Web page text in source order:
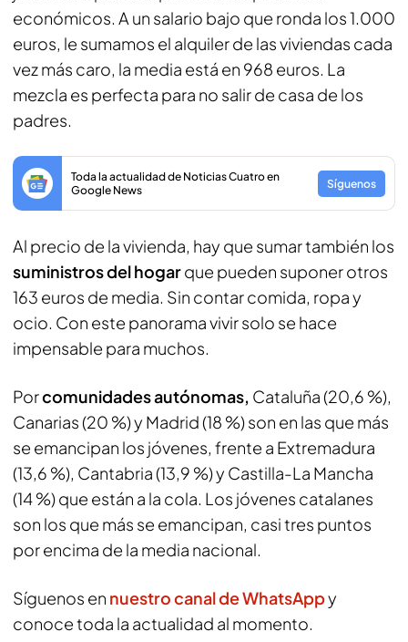
económicos. A un salario bajo que ronda los 1.000
euros, le sumamos el alquiler de las viviendas cada
vez más caro, la media está en 968 euros. La
mezcla es perfecta para no salir de casa de los
padres.
Toda la actualidad de Noticias Cuatro en
Google News
Síguenos
Al precio de la vivienda, hay que sumar también los
suministros del hogarque pueden suponer otros
163 euros de media. Sin contar comida, ropa y
ocio. Con este panorama vivir solo se hace
impensable para muchos.
Porcomunidades autónomas, Cataluña (20,6 %),
Canarias (20 %) y Madrid (18 %) son en las que más
se emancipan los jóvenes, frente a Extremadura
(13,6 %), Cantabria (13,9 %) y Castilla-La Mancha
(14 %) que están a la cola. Los jóvenes catalanes
son los que más se emancipan, casi tres puntos
por encima de la media nacional.
Síguenos en nuestro canal de WhatsAppy
conoce toda la actualidad al momento.